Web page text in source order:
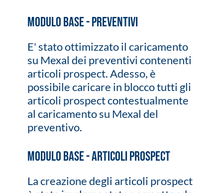
Modulo Base - Preventivi
E' stato ottimizzato il caricamento
su Mexal dei preventivi contenenti
articoli prospect. Adesso, è
possibile caricare in blocco tutti gli
articoli prospect contestualmente
al caricamento su Mexal del
preventivo.
Modulo Base - Articoli Prospect
La creazione degli articoli prospect